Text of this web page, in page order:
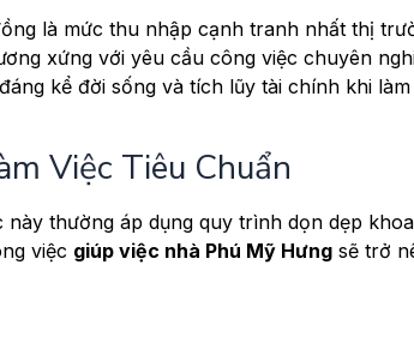
là mức thu nhập cạnh tranh nhất thị
xứng với yêu cầu công việc chuyên
kể đời sống và tích lũy tài chính khi làm
Việc Tiêu Chuẩn
này thường áp dụng quy trình dọn dẹp
việc giúp việc nhà Phú Mỹ Hưng sẽ trở